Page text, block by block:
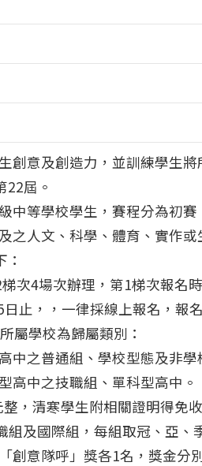
創意及創造力，並訓練學生
屆。
中等學校學生，賽程分為初
之人文、科學、體育、實作
次4場次辦理，第1梯次報名
止，，一律採線上報名，報
屬學校為歸屬類別：
中之普通組、學校型態及非
高中之技職組、單科型高中。
，清寒學生附相關證明得免
組及國際組，每組取冠、亞
創意隊呼」獎各1名，獎金分